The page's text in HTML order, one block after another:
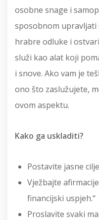
osobne snage i
sposobnom upravljati
hrabre odluke i
služi kao alat koji
i snove. Ako vam je
ono što zaslužujete,
ovom aspektu.
Kako ga uskladiti?
Postavite jasne
Vježbajte
financijski uspjeh.“
Proslavite svaki